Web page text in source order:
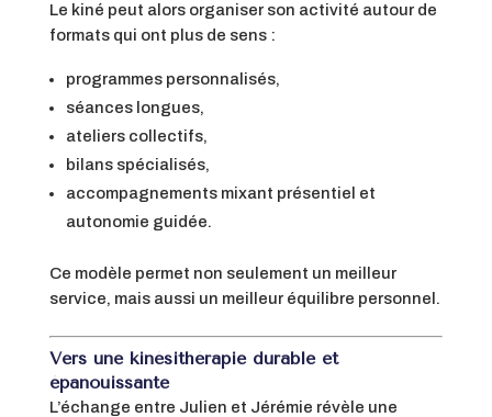
Le kiné peut alors organiser son activité autour de
formats qui ont plus de sens :
programmes personnalisés,
séances longues,
ateliers collectifs,
bilans spécialisés,
accompagnements mixant présentiel et
autonomie guidée.
Ce modèle permet non seulement un meilleur
service, mais aussi un meilleur équilibre personnel.
Vers une kinésithérapie durable et
épanouissante
L’échange entre Julien et Jérémie révèle une